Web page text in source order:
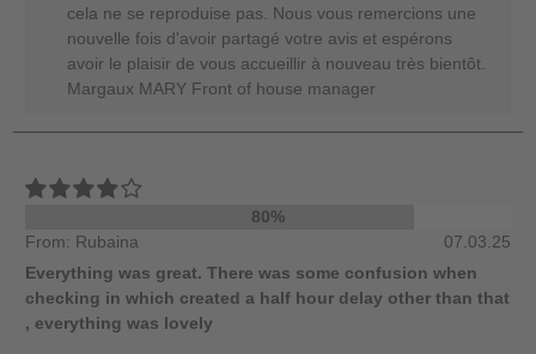
cela ne se reproduise pas. Nous vous remercions une
nouvelle fois d'avoir partagé votre avis et espérons
avoir le plaisir de vous accueillir à nouveau très bientôt.
Margaux MARY Front of house manager
80%
From: Rubaina
07.03.25
Everything was great. There was some confusion when
checking in which created a half hour delay other than that
, everything was lovely